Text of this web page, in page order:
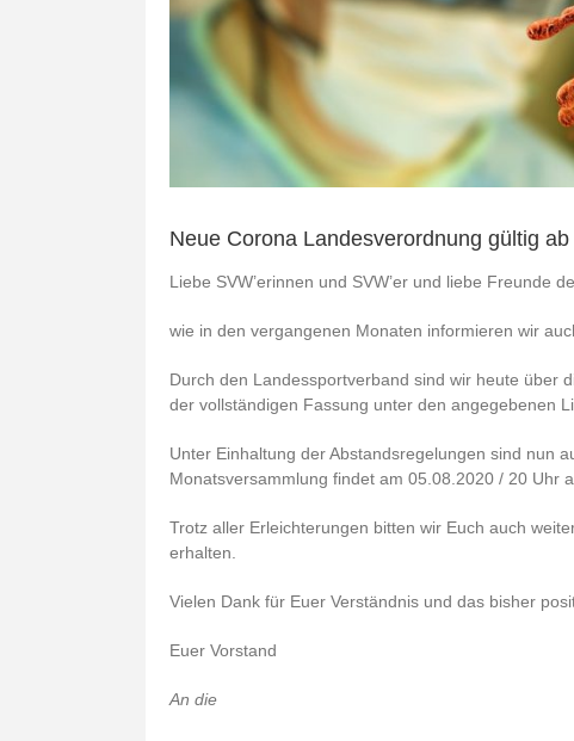
Neue Corona Landesverordnung gültig
Liebe SVW’erinnen und SVW’er und liebe Freunde
wie in den vergangenen Monaten informieren wir
Durch den Landessportverband sind wir heute über
der vollständigen Fassung unter den angegebenen
Unter Einhaltung der Abstandsregelungen sind nun
Monatsversammlung findet am 05.08.2020 / 20 Uhr
Trotz aller Erleichterungen bitten wir Euch auch
erhalten.
Vielen Dank für Euer Verständnis und das bisher
Euer Vorstand
An die